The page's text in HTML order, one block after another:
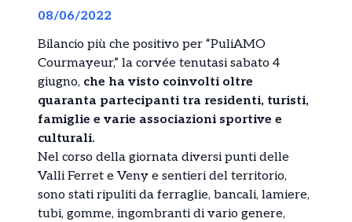
08/06/2022
Bilancio più che positivo per “PuliAMO
Courmayeur,” la corvée tenutasi sabato 4
giugno, che ha visto coinvolti oltre
quaranta partecipanti tra residenti, turisti,
famiglie e varie associazioni sportive e
culturali.
Nel corso della giornata diversi punti delle
Valli Ferret e Veny e sentieri del territorio,
sono stati ripuliti da ferraglie, bancali, lamiere,
tubi, gomme, ingombranti di vario genere,